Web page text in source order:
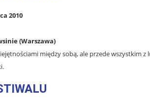
2010
(Warszawa)
między sobą, ale przede wszystkim